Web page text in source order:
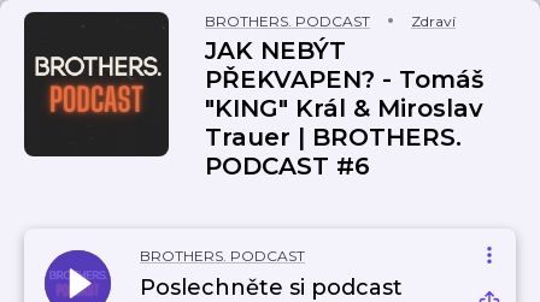
BROTHERS. PODCAST Zdraví
JAK NEBÝT
PŘEKVAPEN? - Tomáš
"KING" Král & Miroslav
Trauer | BROTHERS.
PODCAST #6
BROTHERS. PODCAST
Poslechněte si podcast